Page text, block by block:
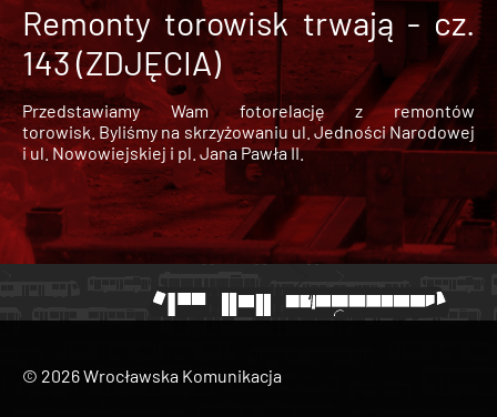
Remonty torowisk trwają - cz.
143 (ZDJĘCIA)
Przedstawiamy Wam fotorelację z remontów
torowisk. Byliśmy na skrzyżowaniu ul. Jedności Narodowej
i ul. Nowowiejskiej i pl. Jana Pawła II.
© 2026 Wrocławska Komunikacja